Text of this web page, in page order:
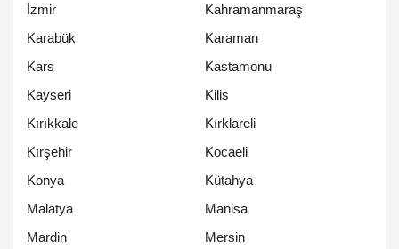
İzmir
Kahramanmaraş
Karabük
Karaman
Kars
Kastamonu
Kayseri
Kilis
Kırıkkale
Kırklareli
Kırşehir
Kocaeli
Konya
Kütahya
Malatya
Manisa
Mardin
Mersin